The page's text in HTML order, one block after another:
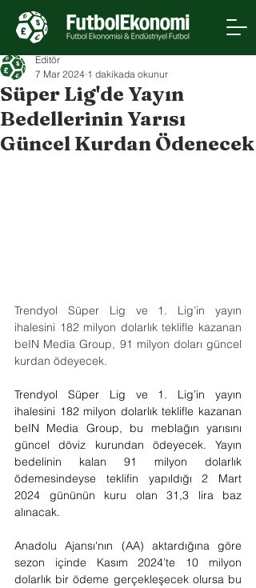
Süper Lig'de Yayın
Bedellerinin Yarısı
Güncel Kurdan Ödenecek
Editör
7 Mar 2024 1 dakikada okunur
Trendyol Süper Lig ve 1. Lig’in yayın
ihalesini 182 milyon dolarlık teklifle kazanan
beIN Media Group, 91 milyon doları güncel
kurdan ödeyecek.
Trendyol Süper Lig ve 1. Lig’in yayın
ihalesini 182 milyon dolarlık teklifle kazanan
beIN Media Group, bu meblağın yarısını
güncel döviz kurundan ödeyecek. Yayın
bedelinin kalan 91 milyon dolarlık
ödemesindeyse teklifin yapıldığı 2 Mart
2024 gününün kuru olan 31,3 lira baz
alınacak.
Anadolu Ajansı'nın (AA) aktardığına göre
sezon içinde Kasım 2024’te 10 milyon
dolarlık bir ödeme gerçekleşecek olursa bu